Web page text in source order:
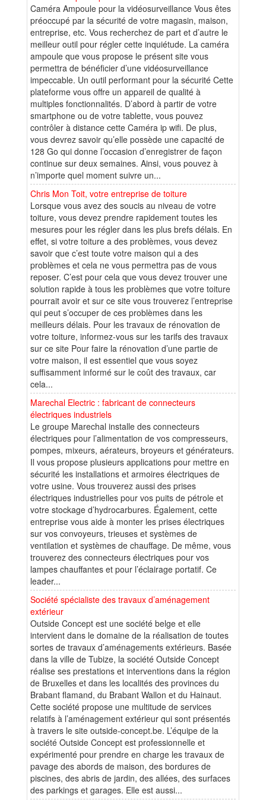
Caméra Ampoule pour la vidéosurveillance Vous êtes
préoccupé par la sécurité de votre magasin, maison,
entreprise, etc. Vous recherchez de part et d’autre le
meilleur outil pour régler cette inquiétude. La caméra
ampoule que vous propose le présent site vous
permettra de bénéficier d’une vidéosurveillance
impeccable. Un outil performant pour la sécurité Cette
plateforme vous offre un appareil de qualité à
multiples fonctionnalités. D’abord à partir de votre
smartphone ou de votre tablette, vous pouvez
contrôler à distance cette Caméra ip wifi. De plus,
vous devrez savoir qu’elle possède une capacité de
128 Go qui donne l’occasion d’enregistrer de façon
continue sur deux semaines. Ainsi, vous pouvez à
n’importe quel moment suivre un...
Chris Mon Toit, votre entreprise de toiture
Lorsque vous avez des soucis au niveau de votre
toiture, vous devez prendre rapidement toutes les
mesures pour les régler dans les plus brefs délais. En
effet, si votre toiture a des problèmes, vous devez
savoir que c’est toute votre maison qui a des
problèmes et cela ne vous permettra pas de vous
reposer. C’est pour cela que vous devez trouver une
solution rapide à tous les problèmes que votre toiture
pourrait avoir et sur ce site vous trouverez l’entreprise
qui peut s’occuper de ces problèmes dans les
meilleurs délais. Pour les travaux de rénovation de
votre toiture, informez-vous sur les tarifs des travaux
sur ce site Pour faire la rénovation d’une partie de
votre maison, il est essentiel que vous soyez
suffisamment informé sur le coût des travaux, car
cela...
Marechal Electric : fabricant de connecteurs
électriques industriels
Le groupe Marechal installe des connecteurs
électriques pour l’alimentation de vos compresseurs,
pompes, mixeurs, aérateurs, broyeurs et générateurs.
Il vous propose plusieurs applications pour mettre en
sécurité les installations et armoires électriques de
votre usine. Vous trouverez aussi des prises
électriques industrielles pour vos puits de pétrole et
votre stockage d’hydrocarbures. Également, cette
entreprise vous aide à monter les prises électriques
sur vos convoyeurs, trieuses et systèmes de
ventilation et systèmes de chauffage. De même, vous
trouverez des connecteurs électriques pour vos
lampes chauffantes et pour l’éclairage portatif. Ce
leader...
Société spécialiste des travaux d’aménagement
extérieur
Outside Concept est une société belge et elle
intervient dans le domaine de la réalisation de toutes
sortes de travaux d’aménagements extérieurs. Basée
dans la ville de Tubize, la société Outside Concept
réalise ses prestations et interventions dans la région
de Bruxelles et dans les localités des provinces du
Brabant flamand, du Brabant Wallon et du Hainaut.
Cette société propose une multitude de services
relatifs à l’aménagement extérieur qui sont présentés
à travers le site outside-concept.be. L’équipe de la
société Outside Concept est professionnelle et
expérimenté pour prendre en charge les travaux de
pavage des abords de maison, des bordures de
piscines, des abris de jardin, des allées, des surfaces
des parkings et garages. Elle est aussi...